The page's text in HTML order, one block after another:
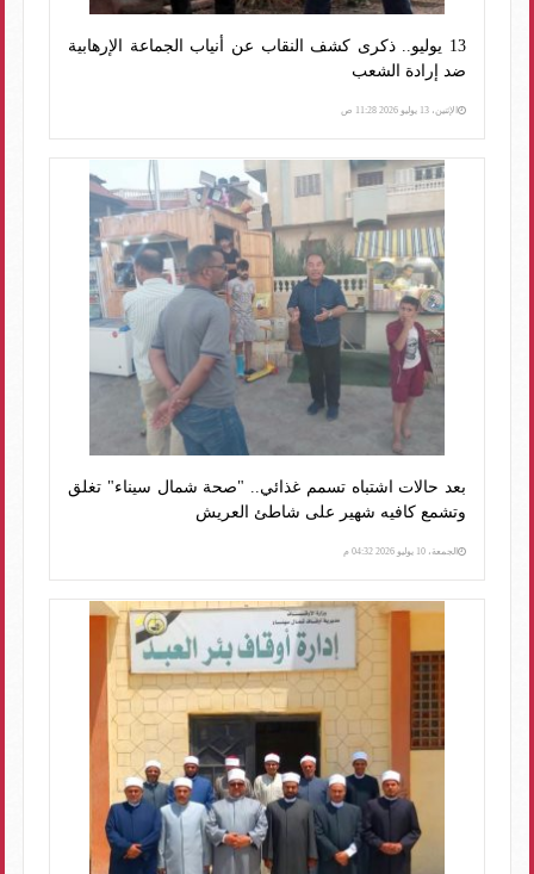
13 يوليو.. ذكرى كشف النقاب عن أنياب الجماعة الإرهابية
ضد إرادة الشعب
الإثنين، 13 يوليو 2026 11:28 ص
بعد حالات اشتباه تسمم غذائي.. "صحة شمال سيناء" تغلق
وتشمع كافيه شهير على شاطئ العريش
الجمعة، 10 يوليو 2026 04:32 م